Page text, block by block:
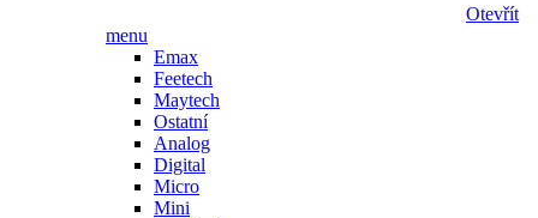
Otevřít
menu
Emax
Feetech
Maytech
Ostatní
Analog
Digital
Micro
Mini